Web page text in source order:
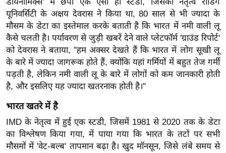
e
a
k
i
n
g
N
e
w
s
ला
यूनिवर्सिटी के अक्षय देवरास ने किया था, 80 साल से भी ज्यादा के
मौसम के डेटा का इस्तेमाल करके बताती है कि भारत में नमी वाली लू
कैसे चलती है। पर्यावरण से जुड़ी खबरें देने वाले प्लेटफॉर्म 'ग्राउंड रिपोर्ट'
को देवरास ने बताया, "हम अक्सर देखते हैं कि भारत में लोग सूखी लू
के बारे में ज्यादा जागरूक होते हैं, क्योंकि यहां गर्मियों में बहुत तेज गर्मी
पड़ती है, लेकिन नमी वाली लू के बारे में लोगों को कम जानकारी होती
है, और इसलिए यह ज्यादा खतरनाक होती है।"
भारत खतरे में है
IMD के नेतृत्व में हुई एक स्टडी, जिसमें 1981 से 2020 तक के डेटा
का विश्लेषण किया गया, में पाया गया कि भारत के तटों पर सभी
मौसमों में 'वेट-बल्ब' तापमान बढ़ा है। खुद मॉनसून, जिसे लंबे समय से